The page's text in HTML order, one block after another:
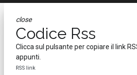
close
Codice Rss
Clicca sul pulsante per copiare il link
appunti.
RSS link